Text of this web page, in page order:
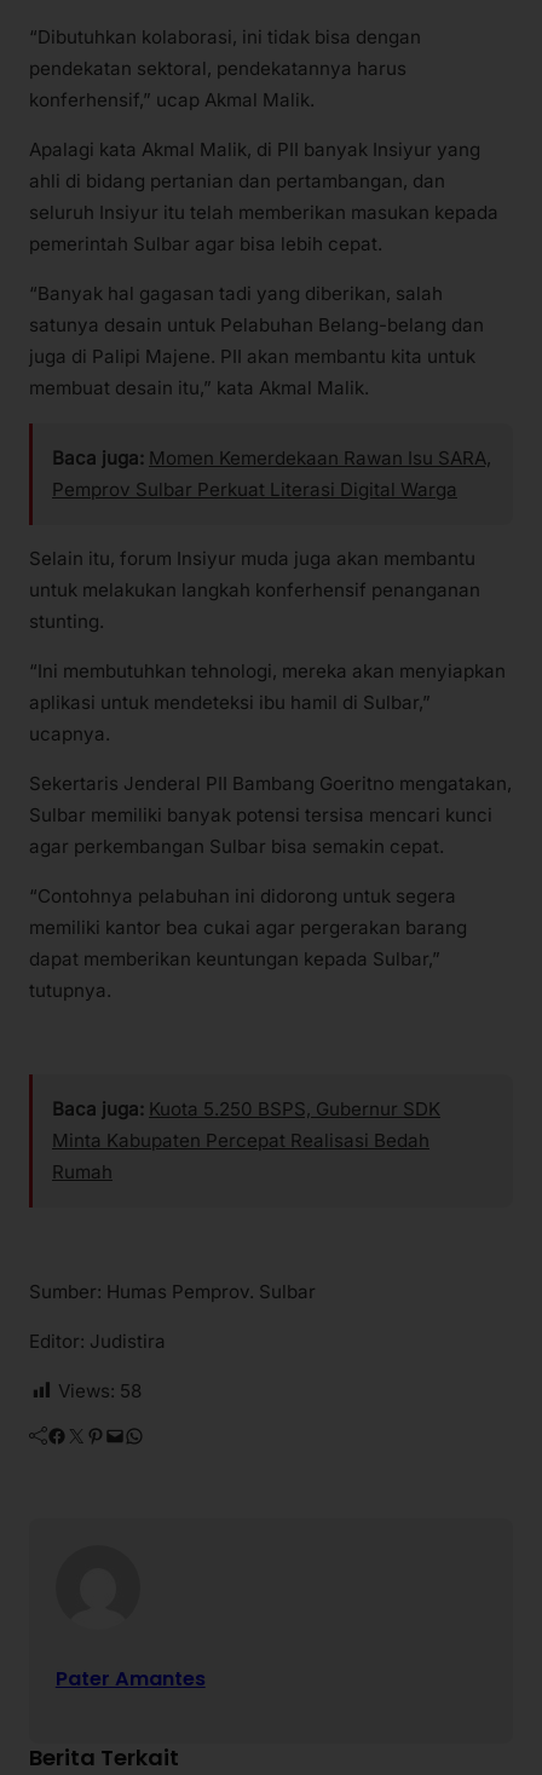
“Dibutuhkan kolaborasi, ini tidak bisa dengan
pendekatan sektoral, pendekatannya harus
konferhensif,” ucap Akmal Malik.
Apalagi kata Akmal Malik, di PII banyak Insiyur yang
ahli di bidang pertanian dan pertambangan, dan
seluruh Insiyur itu telah memberikan masukan kepada
pemerintah Sulbar agar bisa lebih cepat.
“Banyak hal gagasan tadi yang diberikan, salah
satunya desain untuk Pelabuhan Belang-belang dan
juga di Palipi Majene. PII akan membantu kita untuk
membuat desain itu,” kata Akmal Malik.
Baca juga: Momen Kemerdekaan Rawan Isu SARA,
Pemprov Sulbar Perkuat Literasi Digital Warga
Selain itu, forum Insiyur muda juga akan membantu
untuk melakukan langkah konferhensif penanganan
stunting.
“Ini membutuhkan tehnologi, mereka akan menyiapkan
aplikasi untuk mendeteksi ibu hamil di Sulbar,”
ucapnya.
Sekertaris Jenderal PII Bambang Goeritno mengatakan,
Sulbar memiliki banyak potensi tersisa mencari kunci
agar perkembangan Sulbar bisa semakin cepat.
“Contohnya pelabuhan ini didorong untuk segera
memiliki kantor bea cukai agar pergerakan barang
dapat memberikan keuntungan kepada Sulbar,”
tutupnya.
Baca juga: Kuota 5.250 BSPS, Gubernur SDK
Minta Kabupaten Percepat Realisasi Bedah
Rumah
Sumber: Humas Pemprov. Sulbar
Editor: Judistira
Views: 58
Facebook Twitter Pinterest Mail WhatsApp
Pater Amantes
Berita Terkait